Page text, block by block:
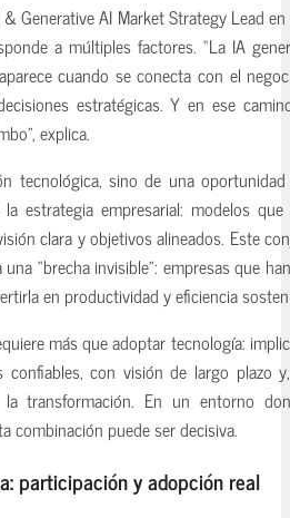
Generative AI Market Strategy Lead
a múltiples factores. “La IA
cuando se conecta con el
estratégicas. Y en ese
explica.
tecnológica, sino de una
estrategia empresarial: modelos
clara y objetivos alineados. Este
“brecha invisible”: empresas que
en productividad y eficiencia
más que adoptar tecnología:
confiables, con visión de largo plazo
transformación. En un entorno
combinación puede ser decisiva.
participación y adopción real